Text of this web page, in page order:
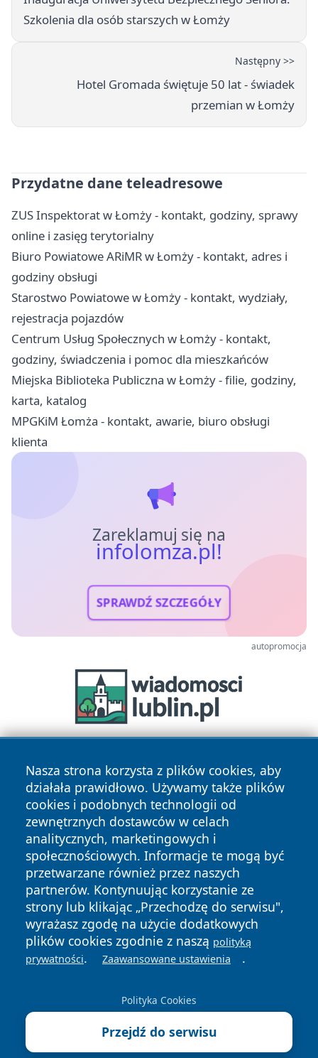
Szkolenia dla osób starszych w Łomży
Następny >>
Hotel Gromada świętuje 50 lat - świadek
przemian w Łomży
Przydatne dane teleadresowe
ZUS Inspektorat w Łomży - kontakt, godziny, sprawy
online i zasięg terytorialny
Biuro Powiatowe ARiMR w Łomży - kontakt, adres i
godziny obsługi
Starostwo Powiatowe w Łomży - kontakt, wydziały,
rejestracja pojazdów
Centrum Usług Społecznych w Łomży - kontakt,
godziny, świadczenia i pomoc dla mieszkańców
Miejska Biblioteka Publiczna w Łomży - filie, godziny,
karta, katalog
MPGKiM Łomża - kontakt, awarie, biuro obsługi
klienta
Zareklamuj się na
infolomza.pl!
SPRAWDŹ SZCZEGÓŁY
autopromocja
Nasza strona korzysta z plików cookies, aby
działała prawidłowo. Używamy także plików
cookies i podobnych technologii od
zewnętrznych dostawców w celach
analitycznych, marketingowych i
społecznościowych. Informacje te mogą być
przetwarzane również przez naszych
partnerów. Kontynuując korzystanie ze
strony lub klikając „Przechodzę do serwisu",
wyrażasz zgodę na użycie dodatkowych
plików cookies zgodnie z naszą polityką
prywatności. Zaawansowane ustawienia .
Polityka Cookies
Przejdź do serwisu
Copyright © 2026 infolomza.pl Wszystkie prawa zastrzeżone.
News Autorzy
Polityka
Prywatności
Polityka
Cookies